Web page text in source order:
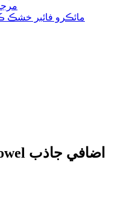
مائڪرو فائبر خشڪ
Microfiber Waffle Towel اضافي جاذب